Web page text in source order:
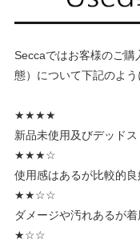
Seccaではお客様のご購
態）について下記のよう
★★★★
新品未使用及びデッド
★★★☆
使用感はあるが比較的
★★☆☆
ダメージや汚れあるが
★☆☆